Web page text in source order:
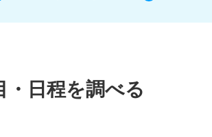
・日程を調べる